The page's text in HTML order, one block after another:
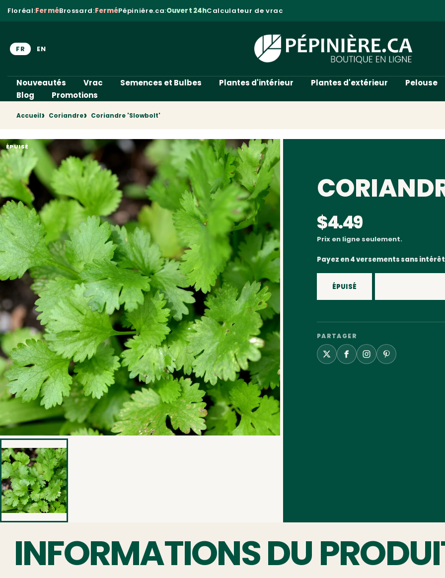
Aller au contenu
Floréal:FerméBrossard:FerméPépinière.ca:Ouvert 24hCalculateur de vrac
FR EN
Nouveautés Vrac Semences et Bulbes Plantes d'intérieur Plantes d'extérieur
Pelouse
Blog
Promotions
Accueil Coriandre Coriandre 'Slowbolt'
ÉPUISÉ
$4.49
Prix en ligne seulement.
Payez en 4 versements sans
ÉPUISÉ
PARTAGER
INFORMATIONS DU